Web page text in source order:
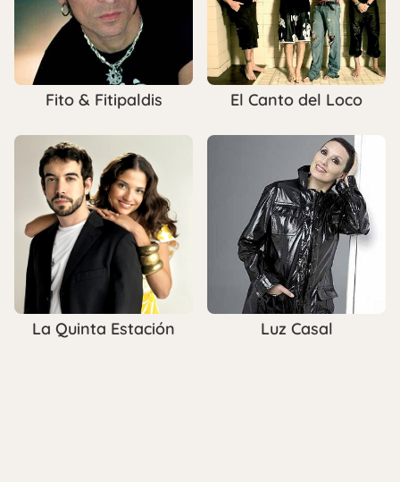
Fito & Fitipaldis El Canto del Loco
La Quinta Estación Luz Casal